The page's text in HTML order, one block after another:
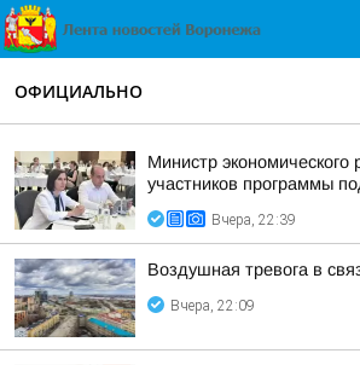
ОФИЦИАЛЬНО
Министр
участников программы
Вчера, 22:39
Воздушная тревога в
Вчера, 22:09